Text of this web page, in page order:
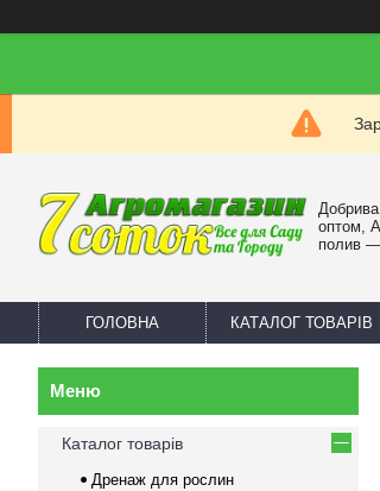
оптом,
полив
ГОЛОВНА КАТАЛОГ ТОВАРІВ
Каталог товарів
Дренаж для рослин